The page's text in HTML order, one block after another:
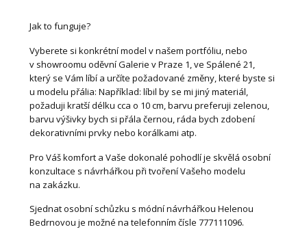
Jak to funguje?
Vyberete si konkrétní model v našem portfóliu, nebo
v showroomu oděvní Galerie v Praze 1, ve Spálené 21,
který se Vám líbí a určíte požadované změny, které byste si
u modelu přália: Například: líbil by se mi jiný materiál,
požaduji kratší délku cca o 10 cm, barvu preferuji zelenou,
barvu výšivky bych si přála černou, ráda bych zdobení
dekorativními prvky nebo korálkami atp.
Pro Váš komfort a Vaše dokonalé pohodlí je skvělá osobní
konzultace s návrhářkou při tvoření Vašeho modelu
na zakázku.
Sjednat osobní schůzku s módní návrhářkou Helenou
Bedrnovou je možné na telefonním čísle 777111096.